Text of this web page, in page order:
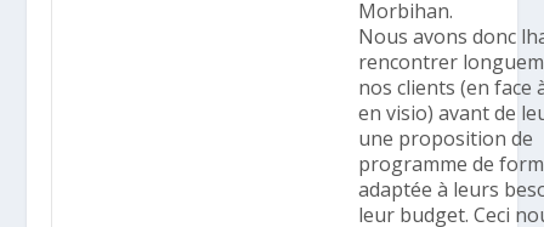
Morbihan.
Nous avons donc
rencontrer
nos clients (en face
en visio) avant de
une proposition de
programme de
adaptée à leurs
leur budget. Ceci